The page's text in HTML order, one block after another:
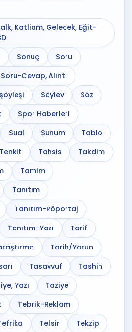
Katliam, Gelecek, Eğit-
Sonuç
Soru
Soru-Cevap, Alıntı
şöyleşi Söylev
Söz
Spor Haberleri
Sual Sunum
Tablo
Tahsis
Takdim
Tamim
Tanıtım
Tanıtım-Röportaj
Tanıtım-Yazı
Tarif
Tarih/Yorun
Tasavvuf
Tashih
Yazı
Taziye
Tebrik-Reklam
Tefsir
Tekzip